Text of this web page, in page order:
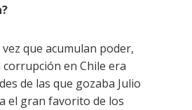
que acumulan poder,
en Chile era
de las que gozaba Julio
el gran favorito de los